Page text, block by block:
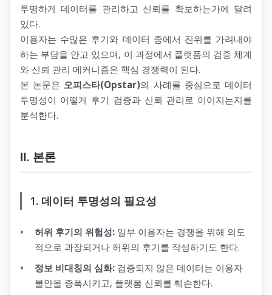
투명하게 데이터를 관리하고 신뢰를 확보하는가에 달려
있다.
이용자는 수많은 후기와 데이터 중에서 진위를 가려내야
하는 부담을 안고 있으며, 이 과정에서 플랫폼의 검증 체계
와 신뢰 관리 메커니즘은 핵심 경쟁력이 된다.
본 논문은 오피스타(Opstar)의 사례를 중심으로 데이터
투명성이 어떻게 후기 검증과 신뢰 관리로 이어지는지를
분석한다.
Ⅱ. 본론
1. 데이터 투명성의 필요성
허위 후기의 위험성: 일부 이용자는 경쟁을 위해 의도
적으로 과장되거나 허위의 후기를 작성하기도 한다.
정보 비대칭의 심화: 검증되지 않은 데이터는 이용자
불안을 증폭시키고, 플랫폼 신뢰를 훼손한다.